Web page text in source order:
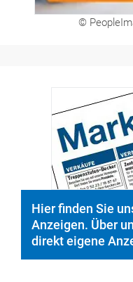
©
Hier finden Sie
Anzeigen. Über
direkt eigene